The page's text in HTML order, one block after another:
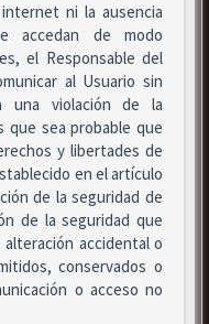
ni la ausencia
accedan de modo
el Responsable del
al Usuario sin
una violación de la
que sea probable que
y libertades de
en el artículo
de la seguridad de
de la seguridad que
accidental o
conservados o
o acceso no